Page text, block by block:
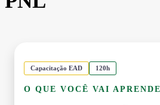
Capacitação EAD 120h
O QUE VOCÊ VAI